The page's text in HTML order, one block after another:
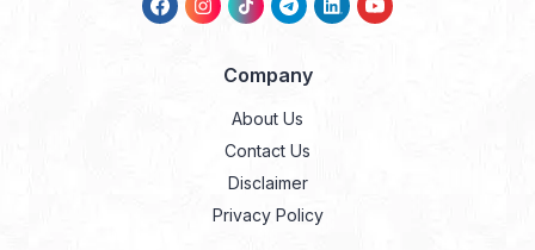
Company
About Us
Contact Us
Disclaimer
Privacy Policy